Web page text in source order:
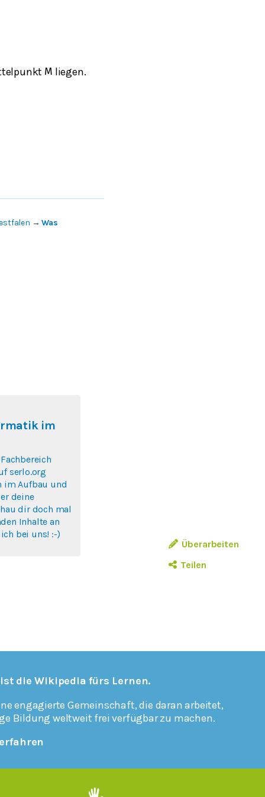
M liegen.
Überarbeiten
Teilen
→Was
im
serlo.org
im Aufbau und
deine
dir doch mal
Inhalte an
bei uns! :-)
die Wikipedia fürs Lernen.
engagierte Gemeinschaft, die daran arbeitet,
Bildung weltweit frei verfügbar zu machen.